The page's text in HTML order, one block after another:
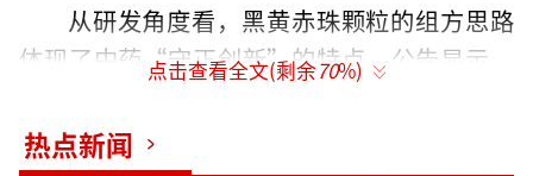
从研发角度看，黑黄赤珠颗粒的组方思路
体现了中药“守正创新”的特点。公告显示，
础，针对慢性心衰“气虚、血瘀、水饮”的核
点击查看全文(剩余70%)
热点新闻